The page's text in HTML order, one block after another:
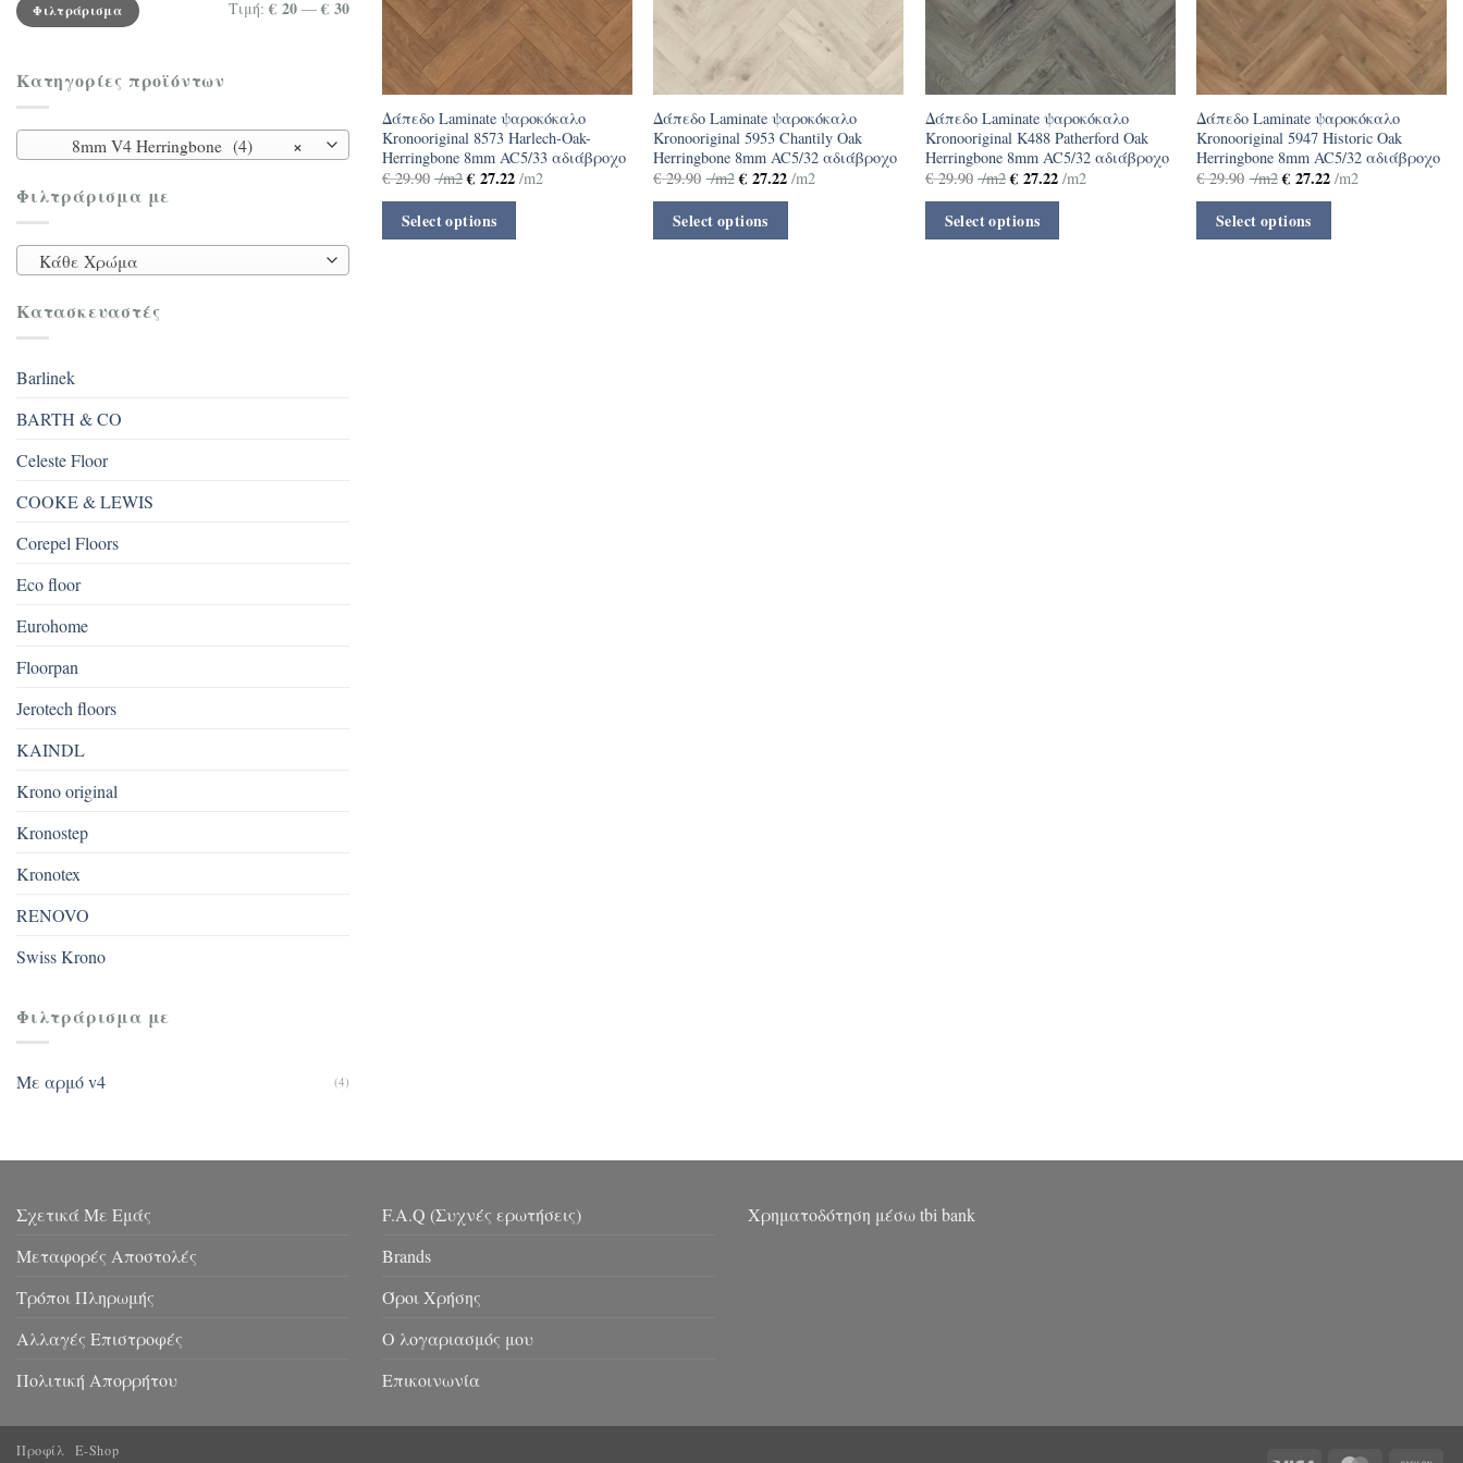
τιμή
τιμήΦιλτράρισμα Τιμή:€ 20 —€ 30
Κατηγορίες προϊόντων
×
8mm V4 Herringbone (4)
Φιλτράρισμα με
Κάθε Χρώμα
Κατασκευαστές
Barlinek
BARTH & CO
Celeste Floor
COOKE & LEWIS
Corepel Floors
Eco floor
Eurohome
Floorpan
Jerotech floors
KAINDL
Krono original
Kronostep
Kronotex
RENOVO
Swiss Krono
Φιλτράρισμα με
Με αρμό v4 (4)
Δάπεδο Laminate ψαροκόκαλο
Kronooriginal 8573 Harlech-Oak-
Herringbone 8mm AC5/33 αδιάβροχο
€29.90 /m2 € 27.22 /m2
Select options
Δάπεδο Laminate ψαροκόκαλο
Kronooriginal 5953 Chantily Oak
Herringbone 8mm AC5/32 αδιάβροχο
€29.90 /m2 €27.22/m2
Select options
Δάπεδο Laminate ψαροκόκαλο
Kronooriginal K488 Patherford Oak
Herringbone 8mm AC5/32 αδιάβροχο
€29.90 /m2 € 27.22 /m2
Select options
Δάπεδο Laminate ψαροκόκαλο
Kronooriginal 5947 Ηistoric Oak
Herringbone 8mm AC5/32 αδιάβροχο
€29.90 /m2 €27.22/m2
Select options
Σχετικά Με Εμάς
Μεταφορές Αποστολές
Τρόποι Πληρωμής
Αλλαγές Επιστροφές
Πολιτική Απορρήτου
F.A.Q (Συχνές ερωτήσεις)
Brands
Όροι Χρήσης
Ο λογαριασμός μου
Επικοινωνία
Χρηματοδότηση μέσω tbi bank
Προφίλ E-Shop